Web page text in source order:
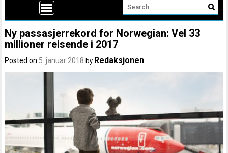
Ny passasjerrekord for Norwegian: Vel 33
millioner reisende i 2017
Posted on 5. januar 2018 by Redaksjonen